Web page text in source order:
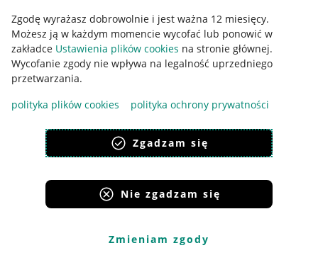
Zgodę wyrażasz dobrowolnie i jest ważna 12 miesięcy.
Możesz ją w każdym momencie wycofać lub ponowić w
zakładce Ustawienia plików cookies na stronie głównej.
Wycofanie zgody nie wpływa na legalność uprzedniego
przetwarzania.
polityka plików cookies
polityka ochrony prywatności
Zgadzam się
Nie zgadzam się
Zmieniam zgody
Pobierz aplikację
Korzystanie z serwisu oznacza akceptacjęregulaminu